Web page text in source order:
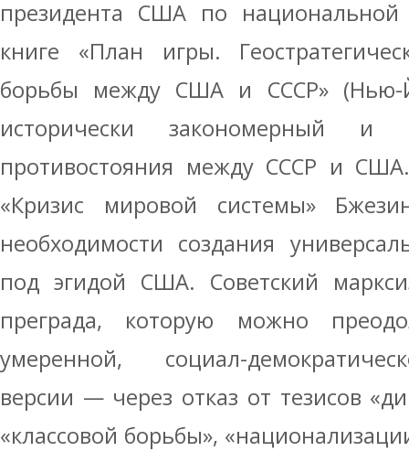
президента США по национальной
книге «План игры.
борьбы между США и СССР» (Нью-
исторически закономерный и
противостояния между СССР и
«Кризис мировой системы»
необходимости создания
под эгидой США. Советский
преграда, которую можно
умеренной, социал-
версии — через отказ от тезисов
«классовой борьбы»,